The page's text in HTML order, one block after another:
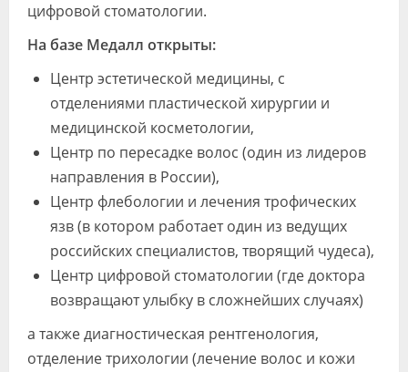
цифровой стоматологии.
На базе Медалл открыты:
Центр эстетической медицины, с
отделениями пластической хирургии и
медицинской косметологии,
Центр по пересадке волос (один из лидеров
направления в России),
Центр флебологии и лечения трофических
язв (в котором работает один из ведущих
российских специалистов, творящий чудеса),
Центр цифровой стоматологии (где доктора
возвращают улыбку в сложнейших случаях)
а также диагностическая рентгенология,
отделение трихологии (лечение волос и кожи